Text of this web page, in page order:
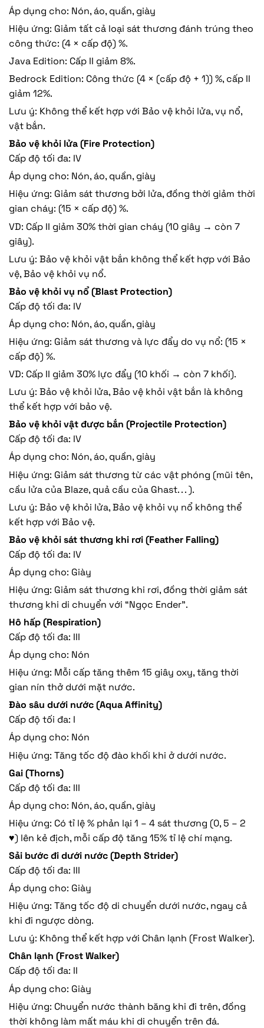
Áp dụng cho: Nón, áo, quần, giày
Hiệu ứng: Giảm tất cả loại sát thương đánh trúng theo
công thức: (4 × cấp độ) %.
Java Edition: Cấp II giảm 8%.
Bedrock Edition: Công thức (4 × (cấp độ + 1)) %, cấp II
giảm 12%.
Lưu ý: Không thể kết hợp với Bảo vệ khỏi lửa, vụ nổ,
vật bắn.
Bảo vệ khỏi lửa (Fire Protection)
Cấp độ tối đa: IV
Áp dụng cho: Nón, áo, quần, giày
Hiệu ứng: Giảm sát thương bởi lửa, đồng thời giảm thời
gian cháy: (15 × cấp độ) %.
VD: Cấp II giảm 30% thời gian cháy (10 giây → còn 7
giây).
Lưu ý: Bảo vệ khỏi vật bắn không thể kết hợp với Bảo
vệ, Bảo vệ khỏi vụ nổ.
Bảo vệ khỏi vụ nổ (Blast Protection)
Cấp độ tối đa: IV
Áp dụng cho: Nón, áo, quần, giày
Hiệu ứng: Giảm sát thương và lực đẩy do vụ nổ: (15 ×
cấp độ) %.
VD: Cấp II giảm 30% lực đẩy (10 khối → còn 7 khối).
Lưu ý: Bảo vệ khỏi lửa, Bảo vệ khỏi vật bắn là không
thể kết hợp với bảo vệ.
Bảo vệ khỏi vật được bắn (Projectile Protection)
Cấp độ tối đa: IV
Áp dụng cho: Nón, áo, quần, giày
Hiệu ứng: Giảm sát thương từ các vật phóng (mũi tên,
cầu lửa của Blaze, quả cầu của Ghast. . . ).
Lưu ý: Bảo vệ khỏi lửa, Bảo vệ khỏi vụ nổ không thể
kết hợp với Bảo vệ.
Bảo vệ khỏi sát thương khi rơi (Feather Falling)
Cấp độ tối đa: IV
Áp dụng cho: Giày
Hiệu ứng: Giảm sát thương khi rơi, đồng thời giảm sát
thương khi di chuyển với “Ngọc Ender”.
Hô hấp (Respiration)
Cấp độ tối đa: III
Áp dụng cho: Nón
Hiệu ứng: Mỗi cấp tăng thêm 15 giây oxy, tăng thời
gian nín thở dưới mặt nước.
Đào sâu dưới nước (Aqua Affinity)
Cấp độ tối đa: I
Áp dụng cho: Nón
Hiệu ứng: Tăng tốc độ đào khối khi ở dưới nước.
Gai (Thorns)
Cấp độ tối đa: III
Áp dụng cho: Nón, áo, quần, giày
Hiệu ứng: Có tỉ lệ % phản lại 1 – 4 sát thương (0, 5 – 2
♥) lên kẻ địch, mỗi cấp độ tăng 15% tỉ lệ chí mạng.
Sải bước đi dưới nước (Depth Strider)
Cấp độ tối đa: III
Áp dụng cho: Giày
Hiệu ứng: Tăng tốc độ di chuyển dưới nước, ngay cả
khi đi ngược dòng.
Lưu ý: Không thể kết hợp với Chân lạnh (Frost Walker).
Chân lạnh (Frost Walker)
Cấp độ tối đa: II
Áp dụng cho: Giày
Hiệu ứng: Chuyển nước thành băng khi đi trên, đồng
thời không làm mất máu khi di chuyển trên đá.